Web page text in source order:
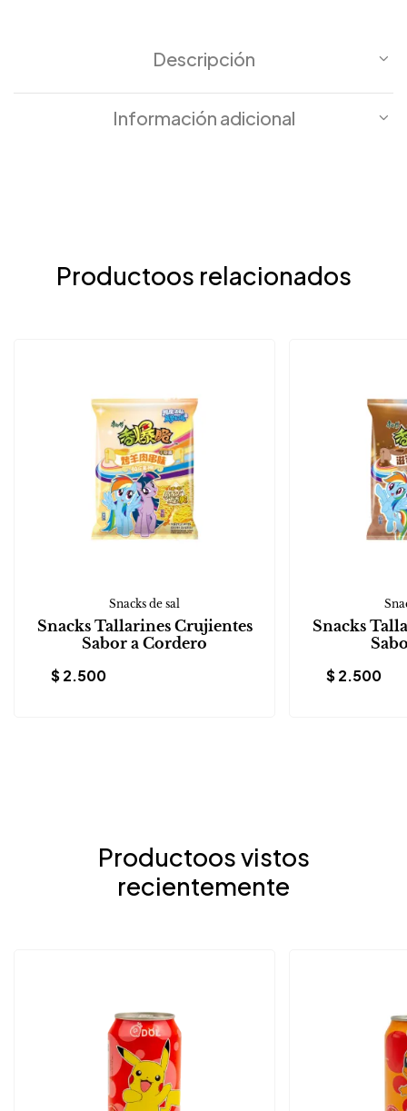
Descripción
Información adicional
Productoos relacionados
Snacks de sal
Snacks Tallarines Crujientes
Sabor a Cordero
$2.500
Snacks
$2.500
Productoos vistos
recientemente